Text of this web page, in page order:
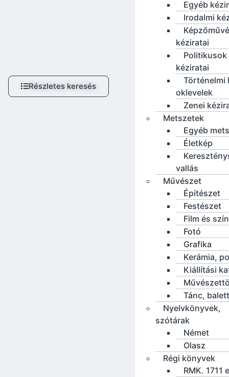
Részletes keresés
Egyéb
Irodalmi
kéziratai
Politikusok
kéziratai
Történelmi
oklevelek
Zenei
Metszetek
Egyéb
Életkép
vallás
Művészet
Építészet
Festészet
Film és
Fotó
Grafika
Kerámia,
Kiállítási
Tánc, balett
Nyelvkönyvek,
szótárak
Német
Olasz
Régi könyvek
RMK. 1711